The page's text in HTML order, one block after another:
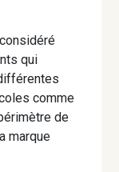
qui
comme
de
marque